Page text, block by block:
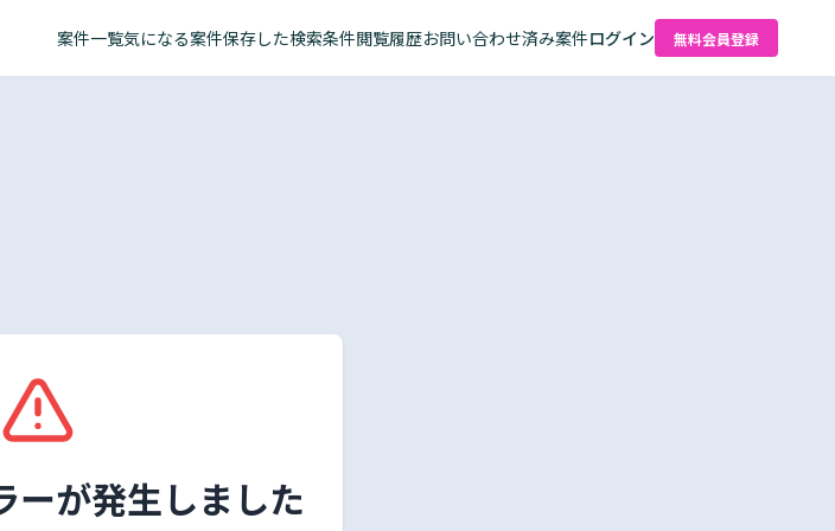
案件一覧気になる案件保存した検索条件閲覧履歴お問い合わせ済み案件ログイン 無料会員登録
ーが発生しました